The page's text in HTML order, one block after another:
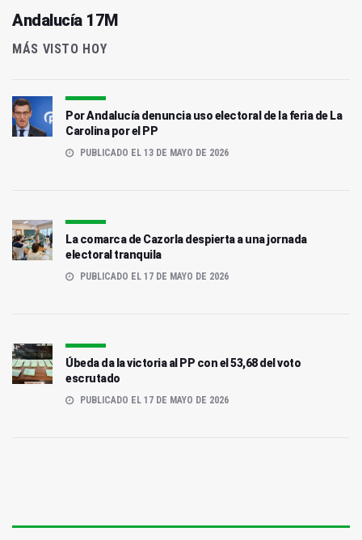
Andalucía 17M
MÁS VISTO HOY
Por Andalucía denuncia uso electoral de la feria de La
Carolina por el PP
PUBLICADO EL 13 DE MAYO DE 2026
La comarca de Cazorla despierta a una jornada
electoral tranquila
PUBLICADO EL 17 DE MAYO DE 2026
Úbeda da la victoria al PP con el 53,68 del voto
escrutado
PUBLICADO EL 17 DE MAYO DE 2026